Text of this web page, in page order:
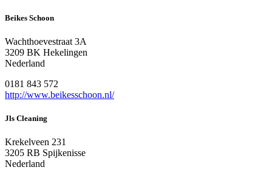
Beikes Schoon
Wachthoevestraat 3A
3209 BK Hekelingen
Nederland
0181 843 572
http://www.beikesschoon.nl/
Jls Cleaning
Krekelveen 231
3205 RB Spijkenisse
Nederland